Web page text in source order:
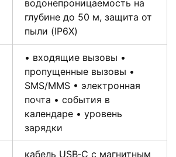
водонепроницаемость на
глубине до 50 м, защита от
пыли (IP6X)
• входящие вызовы •
пропущенные вызовы •
SMS/MMS • электронная
почта • события в
календаре • уровень
зарядки
кабель USB‑C с магнитным